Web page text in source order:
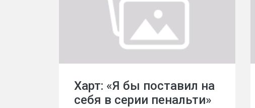
Харт: «Я бы поставил на
себя в серии пенальти»